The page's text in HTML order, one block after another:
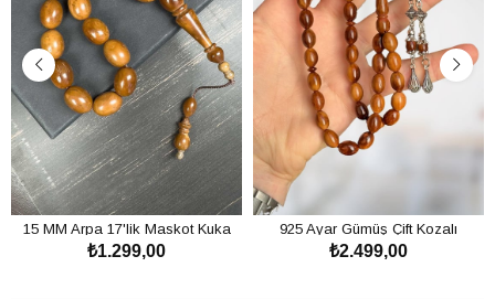
15 MM Arpa 17'lik Maskot Kuka
Tesbih
₺1.299,00
925 Ayar Gümüş Çift Kozalı
Kızarmış Kuka Tesbih
₺2.499,00